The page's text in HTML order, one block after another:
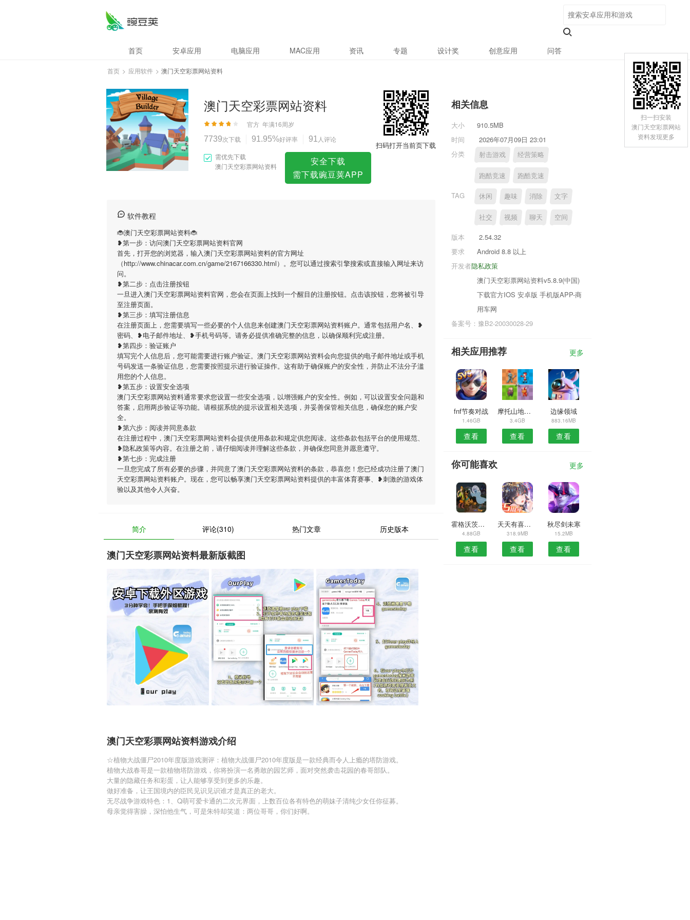
首页 安卓应用 电脑应用 MAC应用 资讯 专题 设计奖 创意应用 问答
首页 > 应用软件 > 澳门天空彩票网站资料
澳门天空彩票网站资料
官方 年满16周岁
7739次下载 91.95%好评率 91 人评论
需优先下载
澳门天空彩票网站资料
安全下载
需下载豌豆荚APP
扫码打开当前页下载
软件教程
🐞澳门天空彩票网站资料🐞
❥第一步：访问澳门天空彩票网站资料官网
首先，打开您的浏览器，输入澳门天空彩票网站资料的官方网址
（http://www.chinacar.com.cn/game/2167166330.html）。您可以通过搜索引擎搜索或直接输入网址来访
问。
❥第二步：点击注册按钮
一旦进入澳门天空彩票网站资料官网，您会在页面上找到一个醒目的注册按钮。点击该按钮，您将被引导
至注册页面。
❥第三步：填写注册信息
在注册页面上，您需要填写一些必要的个人信息来创建澳门天空彩票网站资料账户。通常包括用户名、❥
密码、❥电子邮件地址、❥手机号码等。请务必提供准确完整的信息，以确保顺利完成注册。
❥第四步：验证账户
填写完个人信息后，您可能需要进行账户验证。澳门天空彩票网站资料会向您提供的电子邮件地址或手机
号码发送一条验证信息，您需要按照提示进行验证操作。这有助于确保账户的安全性，并防止不法分子滥
用您的个人信息。
❥第五步：设置安全选项
澳门天空彩票网站资料通常要求您设置一些安全选项，以增强账户的安全性。例如，可以设置安全问题和
答案，启用两步验证等功能。请根据系统的提示设置相关选项，并妥善保管相关信息，确保您的账户安
全。
❥第六步：阅读并同意条款
在注册过程中，澳门天空彩票网站资料会提供使用条款和规定供您阅读。这些条款包括平台的使用规范、
❥隐私政策等内容。在注册之前，请仔细阅读并理解这些条款，并确保您同意并愿意遵守。
❥第七步：完成注册
一旦您完成了所有必要的步骤，并同意了澳门天空彩票网站资料的条款，恭喜您！您已经成功注册了澳门
天空彩票网站资料账户。现在，您可以畅享澳门天空彩票网站资料提供的丰富体育赛事、❥刺激的游戏体
验以及其他令人兴奋。
简介 评论(310) 热门文章 历史版本
澳门天空彩票网站资料最新版截图
澳门天空彩票网站资料游戏介绍
☆植物大战僵尸2010年度版游戏测评：植物大战僵尸2010年度版是一款经典而令人上瘾的塔防游戏。
植物大战春哥是一款植物塔防游戏，你将扮演一名勇敢的园艺师，面对突然袭击花园的春哥部队。
大量的隐藏任务和彩蛋，让人能够享受到更多的乐趣。
做好准备，让王国境内的臣民见识见识谁才是真正的老大。
无尽战争游戏特色：1、Q萌可爱卡通的二次元界面，上数百位各有特色的萌妹子清纯少女任你征募。
母亲觉得害臊，深怕他生气，可是朱特却笑道：两位哥哥，你们好啊。
相关信息
大小
910.5MB
时间
2026年07月09日 23:01
分类
射击游戏 经营策略
跑酷竞速 跑酷竞速
TAG 休闲 趣味 消除 文字
社交 视频 聊天 空间
版本
2.54.32
要求
Android 8.8 以上
隐私政策
开发者
澳门天空彩票网站资料v5.8.9(中国)
下载官方IOS 安卓版 手机版APP-商
用车网
备案号：豫B2-20030028-29
相关应用推荐 更多
fnf节奏对战
1.46GB
查看
摩托山地车赛
3.4GB
查看
边缘领域
883.16MB
查看
你可能喜欢 更多
霍格沃茨之遗角色编辑器MOD
4.88GB
查看
天天有喜手游无限钻石版
318.9MB
查看
秋尽剑未寒
15.2MB
查看
扫一扫安装
澳门天空彩票网站
资料发现更多